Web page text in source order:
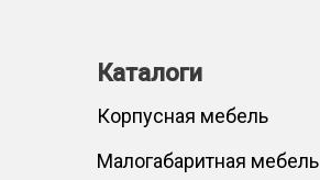
Каталоги
Корпусная мебель
Малогабаритная мебель